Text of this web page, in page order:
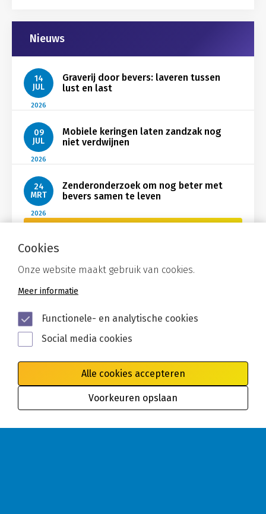
Gerelateerd
Nieuws
14
JUL
2026
Graverij door bevers: laveren tussen
lust en last
09
JUL
2026
Mobiele keringen laten zandzak nog
niet verdwijnen
24
MRT
2026
Zenderonderzoek om nog beter met
bevers samen te leven
Cookies
Onze website maakt gebruik van cookies.
Meer informatie
Functionele- en analytische cookies
Social media cookies
Alle cookies accepteren
Voorkeuren opslaan